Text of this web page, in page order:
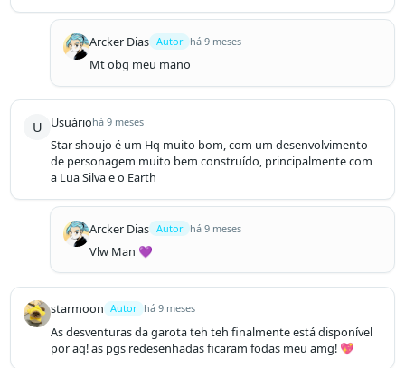
Arcker Dias Autor há 9 meses
Mt obg meu mano
U Usuáriohá 9 meses
Star shoujo é um Hq muito bom, com um desenvolvimento
de personagem muito bem construído, principalmente com
a Lua Silva e o Earth
Arcker Dias Autor há 9 meses
Vlw Man 💜
starmoon Autor há 9 meses
As desventuras da garota teh teh finalmente está disponível
por aq! as pgs redesenhadas ficaram fodas meu amg! 💖